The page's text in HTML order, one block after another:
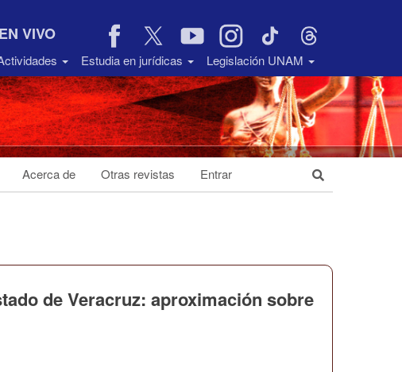
EN VIVO
Estudia en jurídicas Legislación UNAM
Acerca de Otras revistas Entrar
de Veracruz: aproximación sobre